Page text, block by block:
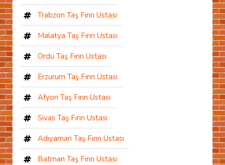
Trabzon Taş Fırın Ustası
Malatya Taş Fırın Ustası
Ordu Taş Fırın Ustası
Erzurum Taş Fırın Ustası
Afyon Taş Fırın Ustası
Sivas Taş Fırın Ustası
Adıyaman Taş Fırın Ustası
Batman Taş Fırın Ustası